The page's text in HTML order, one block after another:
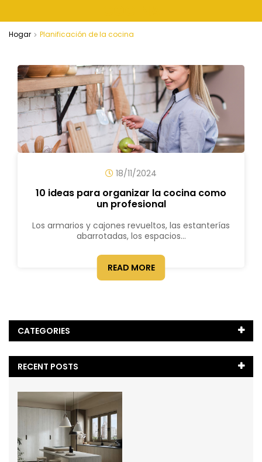
Hogar Planificación de la cocina
18/11/2024
10 ideas para organizar la cocina como
un profesional
Los armarios y cajones revueltos, las estanterías
abarrotadas, los espacios...
READ MORE
CATEGORIES
¿Cómo?(2)
Comparativa de Encimeras
Comparativas(1)
RECENT POSTS